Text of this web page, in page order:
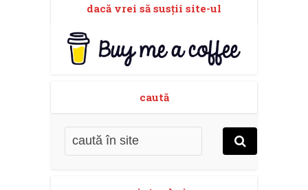
dacă vrei să susţii site-ul
caută